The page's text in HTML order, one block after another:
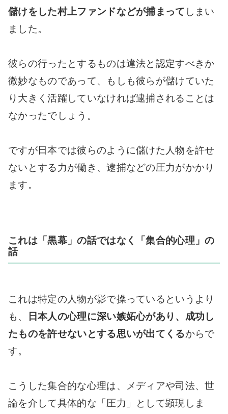
儲けをした村上ファンドなどが捕まって しまい
ました。
彼らの行ったとするものは違法と認定すべきか
微妙なものであって、もしも彼らが儲けていた
り大きく活躍していなければ逮捕されることは
なかったでしょう。
ですが日本では彼らのように儲けた人物を許せ
ないとする力が働き、逮捕などの圧力がかかり
ます。
これは「黒幕」の話ではなく「集合的心理」の
話
これは特定の人物が影で操っているというより
も、
日本人の心理に深い嫉妬心があり、成功し
たものを許せないとする思いが出てくるからで
す。
こうした集合的な心理は、メディアや司法、世
論を介して具体的な「圧力」として顕現しま